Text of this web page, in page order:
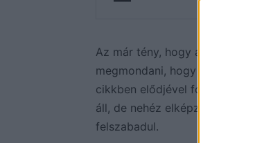
Az már tény, hogy a bikások
megmondani, hogy a francia
cikkben elődjével
áll, de nehéz elképzelni,
felszabadul.